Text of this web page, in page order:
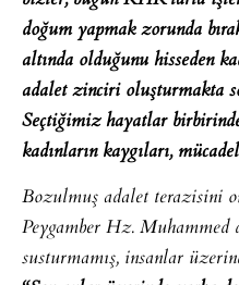
doğum yapmak zorunda
altında olduğunu hisseden
adalet zinciri oluşturmakta
Seçtiğimiz hayatlar
kadınların kaygıları,
Bozulmuş adalet terazisini
Peygamber Hz. Muhammed
susturmamış, insanlar